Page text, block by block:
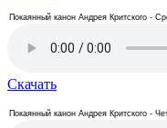
Покаянный канон Андрея Критского -
Скачать
Покаянный канон Андрея Критского -